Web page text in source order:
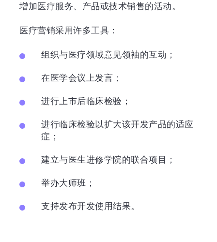
增加医疗服务、产品或技术销售的活动。
医疗营销采用许多工具：
组织与医疗领域意见领袖的互动；
在医学会议上发言；
进行上市后临床检验；
进行临床检验以扩大该开发产品的适应
症；
建立与医生进修学院的联合项目；
举办大师班；
支持发布开发使用结果。